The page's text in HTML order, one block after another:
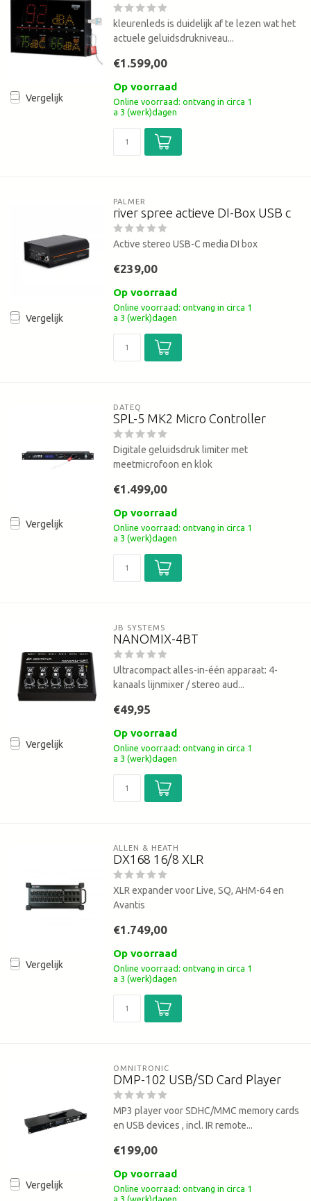
Vergelijk
kleurenleds is duidelijk af te lezen wat het
actuele geluidsdrukniveau...
€1.599,00
Op voorraad
Online voorraad: ontvang in circa 1
a 3 (werk)dagen
Vergelijk
PALMER
river spree actieve DI-Box USB c
Active stereo USB-C media DI box
€239,00
Op voorraad
Online voorraad: ontvang in circa 1
a 3 (werk)dagen
Vergelijk
DATEQ
SPL-5 MK2 Micro Controller
Digitale geluidsdruk limiter met
meetmicrofoon en klok
€1.499,00
Op voorraad
Online voorraad: ontvang in circa 1
a 3 (werk)dagen
Vergelijk
JB SYSTEMS
NANOMIX-4BT
Ultracompact alles-in-één apparaat: 4-
kanaals lijnmixer / stereo aud...
€49,95
Op voorraad
Online voorraad: ontvang in circa 1
a 3 (werk)dagen
Vergelijk
ALLEN & HEATH
DX168 16/8 XLR
XLR expander voor Live, SQ, AHM-64 en
Avantis
€1.749,00
Op voorraad
Online voorraad: ontvang in circa 1
a 3 (werk)dagen
Vergelijk
OMNITRONIC
DMP-102 USB/SD Card Player
MP3 player voor SDHC/MMC memory cards
en USB devices , incl. IR remote...
€199,00
Op voorraad
Online voorraad: ontvang in circa 1
a 3 (werk)dagen